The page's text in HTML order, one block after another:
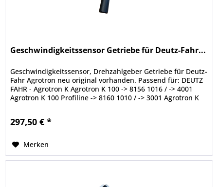
Geschwindigkeitssensor Getriebe für Deutz-Fahr...
Geschwindigkeitssensor, Drehzahlgeber Getriebe für Deutz-
Fahr Agrotron neu original vorhanden. Passend für: DEUTZ
FAHR - Agrotron K Agrotron K 100 -> 8156 1016 / -> 4001
Agrotron K 100 Profiline -> 8160 1010 / -> 3001 Agrotron K
297,50 € *
Merken